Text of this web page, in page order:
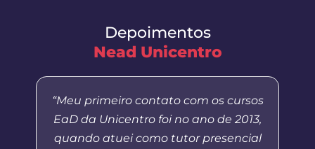
Depoimentos
Nead Unicentro
“Meu primeiro contato com os cursos
EaD da Unicentro foi no ano de 2013,
quando atuei como tutor presencial